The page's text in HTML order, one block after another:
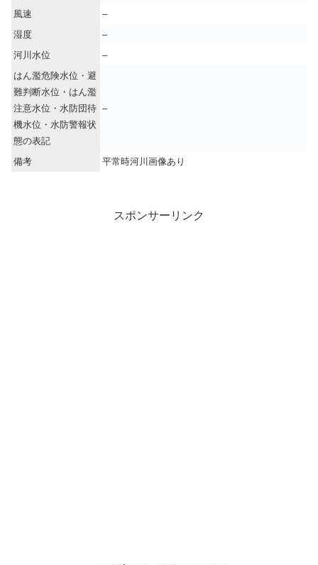
風速
–
湿度
–
河川水位
–
はん濫危険水位・避
難判断水位・はん濫
注意水位・水防団待
機水位・水防警報状
態の表記
–
備考 平常時河川画像あり
スポンサーリンク